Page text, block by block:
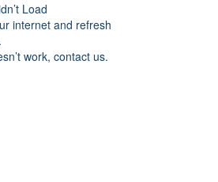
Load
internet and refresh
work, contact us.